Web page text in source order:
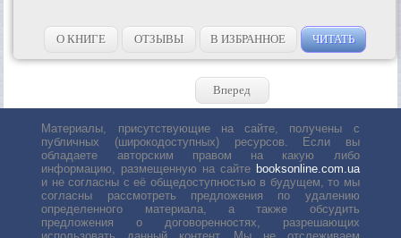
О КНИГЕ ОТЗЫВЫ В ИЗБРАННОЕ ЧИТАТЬ
Вперед
Материалы, присутствующие на сайте, получены с
публичных (широкодоступных) ресурсов. Если вы
обладаете авторским правом на какую либо
информацию, размещенную на сайте booksonline.com.ua
и не согласны с её общедоступностью в будущем, то мы
согласны рассмотреть предложения по удалению
определенного материала, а также обсудить
предложения о договоренностях, разрешающих